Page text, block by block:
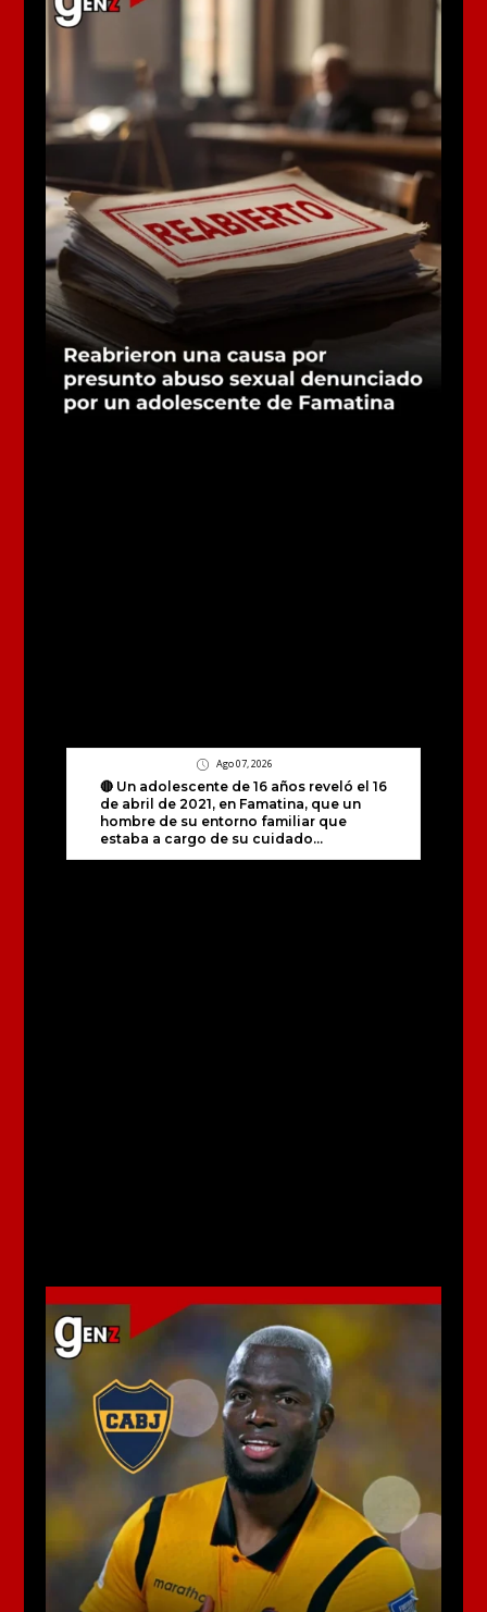
Ago 07, 2026
🔴 Un adolescente de 16 años reveló el 16
de abril de 2021, en Famatina, que un
hombre de su entorno familiar que
estaba a cargo de su cuidado...